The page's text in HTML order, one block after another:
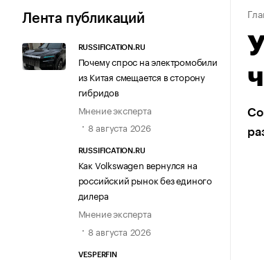
Технологии и медиа Рынок
Лента публикаций
RUSSIFICATION.RU
Почему спрос на электромобили
из Китая смещается в сторону
гибридов
Мнение эксперта
8 августа 2026
RUSSIFICATION.RU
Как Volkswagen вернулся на
российский рынок без единого
дилера
Мнение эксперта
8 августа 2026
VESPERFIN